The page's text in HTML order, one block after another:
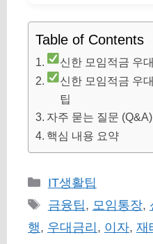
Table of Contents
신한 모임적금 우
신한 모임적금 우
팁
자주 묻는 질문 (Q&A)
핵심 내용 요약
카
테
리
IT생활팁
태
그
금융팁 , 모임통장,
행, 우대금리 , 이자, 재